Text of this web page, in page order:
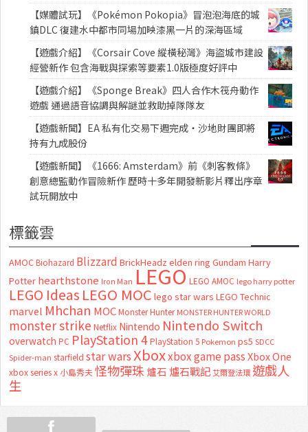
【媒體試玩】《Pokémon Pokopia》冒泡泡海底的城
鎮DLC 復建水中都市同場加映漆黑一片的深海區域
【遊戲介紹】《Corsair Cove 縱橫秘灣》海盜城市建設
經營新作 包含海戰與探索等要素1.0版極度好評中
【遊戲介紹】《Sponge Break》四人合作木筏舟動作
遊戲 通過語音協調與解謎並救助掉隊隊友
【遊戲新聞】EA 私有化交易下週完成・沙地財團即將
持有九成股份
【遊戲新聞】《1666: Amsterdam》前《刺客教條》
創意總監動作冒險新作 歷時十多年開發新影片釋出序章
試玩開放中
標籤雲
AMOC Biohazard Blizzard BrickHeadz elden ring Gundam Harry
Potter hearthstone Iron Man LEGO LEGO AMOC lego harry potter
LEGO Ideas LEGO MOC lego star wars LEGO Technic
marvel Mhchan MOC Monster Hunter MONSTER HUNTER WORLD
monster strike Netflix Nintendo Nintendo Switch
overwatch PC PlayStation 4 PlayStation 5 Pokemon ps5 SDCC
Spider-man starfield star warsXboxxbox game passXbox One
xbox series x 小島秀夫怪物彈珠 爐石 爐石戰記艾爾登法環 遊戲人
生